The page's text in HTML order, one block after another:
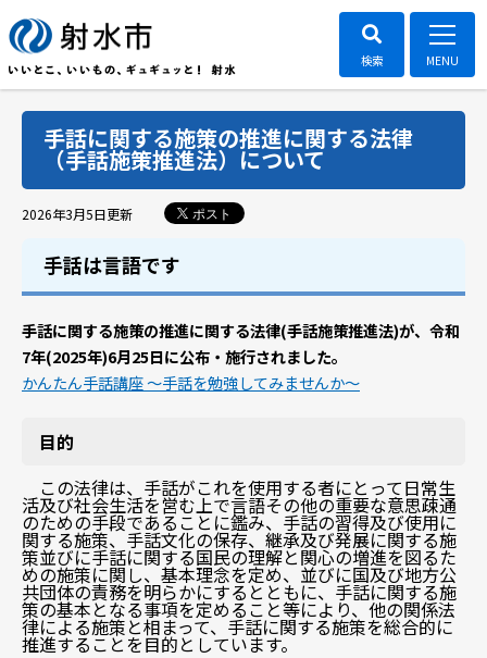
手話に関する施策の推進に関する法律
（手話施策推進法）について
2026年3月5日更新 ポスト
手話は言語です
手話に関する施策の推進に関する法律(手話施策推進法)が、令和
7年(2025年)6月25日に公布・施行されました。
かんたん手話講座 ～手話を勉強してみませんか～
目的
この法律は、手話がこれを使用する者にとって日常生
活及び社会生活を営む上で言語その他の重要な意思疎通
のための手段であることに鑑み、手話の習得及び使用に
関する施策、手話文化の保存、継承及び発展に関する施
策並びに手話に関する国民の理解と関心の増進を図るた
めの施策に関し、基本理念を定め、並びに国及び地方公
共団体の責務を明らかにするとともに、手話に関する施
策の基本となる事項を定めること等により、他の関係法
律による施策と相まって、手話に関する施策を総合的に
推進することを目的としています。